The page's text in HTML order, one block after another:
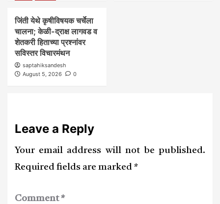
जिंती येथे कृषीविषयक चर्चेला
चालना; केळी-द्राक्ष लागवड व
शेतकरी हिताच्या प्रश्नांवर
सविस्तर विचारमंथन
saptahiksandesh
August 5, 2026
0
Leave a Reply
Your email address will not be published.
Required fields are marked *
Comment*